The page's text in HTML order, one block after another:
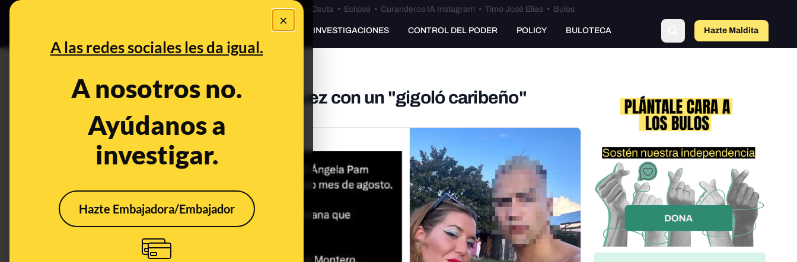
×
A las redes sociales les da igual.
A nosotros no.
Ayúdanos a
investigar.
Hazte Embajadora/Embajador
Especial Ceuta•Bulos Ceuta • Eclipse • Curanderos IA Instagram • Timo José Elías • Bulos
PREBUNKING INVESTIGACIONES CONTROL DEL PODER POLICY BULOTECA Hazte Maldito
El bulo de la foto de Ángela Rodríguez con un "gigoló caribeño"
Sep 20, 2023, 2:09:38 PM